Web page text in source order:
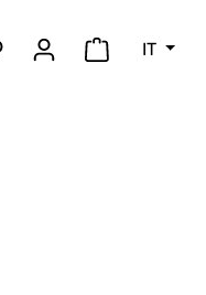
Hai 0 articoli nella lista
Il carrello
IT